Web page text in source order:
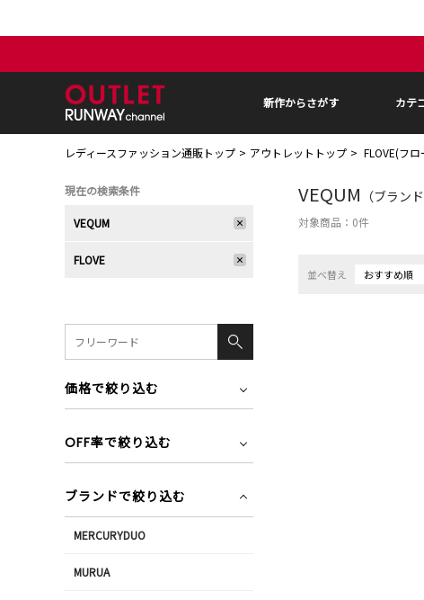
新作からさがす カテ
レディースファッション通販トップ アウトレットトップ FLOVE(フロ
VEQUM （ブラン
対象商品： 0件
並べ替え おすすめ順
現在の検索条件
VEQUM
FLOVE
価格で絞り込む
OFF率で絞り込む
ブランドで絞り込む
MERCURYDUO
MURUA